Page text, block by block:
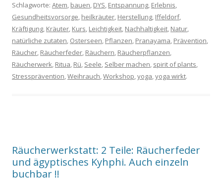
Schlagworte: Atem, bauen, DYS, Entspannung, Erlebnis,
Gesundheitsvorsorge, heilkräuter, Herstellung, Iffeldorf,
Kräftigung, Kräuter, Kurs, Leichtigkeit, Nachhaltigkeit, Natur,
natürliche zutaten, Osterseen, Pflanzen, Pranayama, Prävention,
Räucher, Räucherfeder, Räuchern, Räucherpflanzen,
Räucherwerk, Ritua, Rü, Seele, Selber machen, spirit of plants,
Stressprävention,Weihrauch,Workshop,yoga,yoga wirkt.
Räucherwerkstatt: 2 Teile: Räucherfeder
und ägyptisches Kyhphi. Auch einzeln
buchbar !!